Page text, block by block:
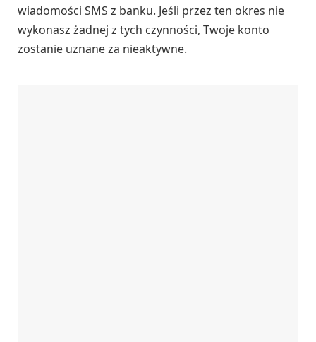
wiadomości SMS z banku. Jeśli przez ten okres nie
wykonasz żadnej z tych czynności, Twoje konto
zostanie uznane za nieaktywne.